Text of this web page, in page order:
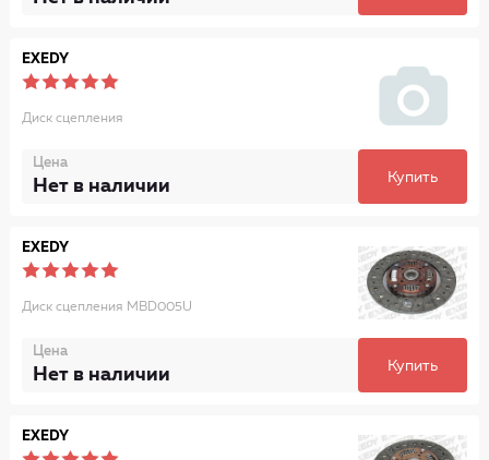
EXEDY
Диск сцепления
Цена
Нет в наличии Купить
EXEDY
Диск сцепления MBD005U
Цена
Нет в наличии Купить
EXEDY